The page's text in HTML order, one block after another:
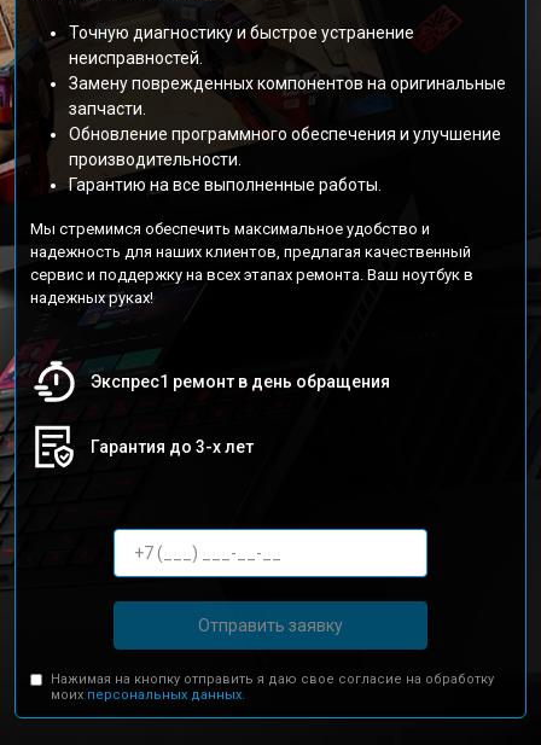
Точную диагностику и быстрое устранение
неисправностей.
Замену поврежденных компонентов на оригинальные
запчасти.
Обновление программного обеспечения и улучшение
производительности.
Гарантию на все выполненные работы.
Мы стремимся обеспечить максимальное удобство и
надежность для наших клиентов, предлагая качественный
сервис и поддержку на всех этапах ремонта. Ваш ноутбук в
надежных руках!
Экспрес1 ремонт в день обращения
Гарантия до 3-х лет
Отправить заявку
Нажимая на кнопку отправить я даю свое согласие на обработку
моих персональных данных.